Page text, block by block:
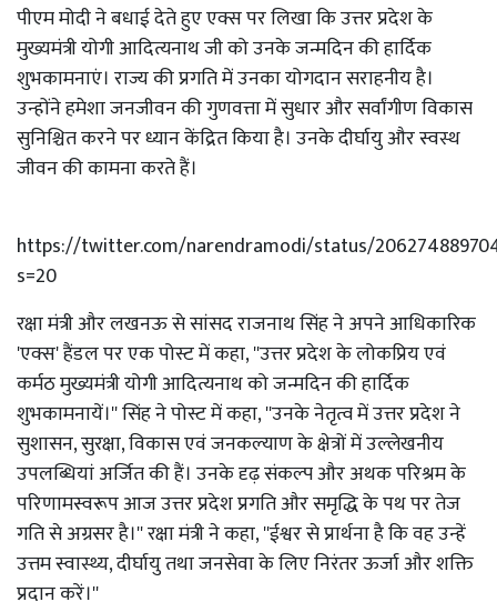
पीएम मोदी ने बधाई देते हुए एक्स पर लिखा कि उत्तर प्रदेश के
मुख्यमंत्री योगी आदित्यनाथ जी को उनके जन्मदिन की हार्दिक
शुभकामनाएं। राज्य की प्रगति में उनका योगदान सराहनीय है।
उन्होंने हमेशा जनजीवन की गुणवत्ता में सुधार और सर्वांगीण विकास
सुनिश्चित करने पर ध्यान केंद्रित किया है। उनके दीर्घायु और स्वस्थ
जीवन की कामना करते हैं।
https://twitter.com/narendramodi/status/
s=20
रक्षा मंत्री और लखनऊ से सांसद राजनाथ सिंह ने अपने आधिकारिक
'एक्स' हैंडल पर एक पोस्ट में कहा, ''उत्तर प्रदेश के लोकप्रिय एवं
कर्मठ मुख्यमंत्री योगी आदित्यनाथ को जन्मदिन की हार्दिक
शुभकामनायें।'' सिंह ने पोस्ट में कहा, ''उनके नेतृत्व में उत्तर प्रदेश ने
सुशासन, सुरक्षा, विकास एवं जनकल्याण के क्षेत्रों में उल्लेखनीय
उपलब्धियां अर्जित की हैं। उनके दृढ़ संकल्प और अथक परिश्रम के
परिणामस्वरूप आज उत्तर प्रदेश प्रगति और समृद्धि के पथ पर तेज
गति से अग्रसर है।'' रक्षा मंत्री ने कहा, ''ईश्वर से प्रार्थना है कि वह उन्हें
उत्तम स्वास्थ्य, दीर्घायु तथा जनसेवा के लिए निरंतर ऊर्जा और शक्ति
प्रदान करें।''